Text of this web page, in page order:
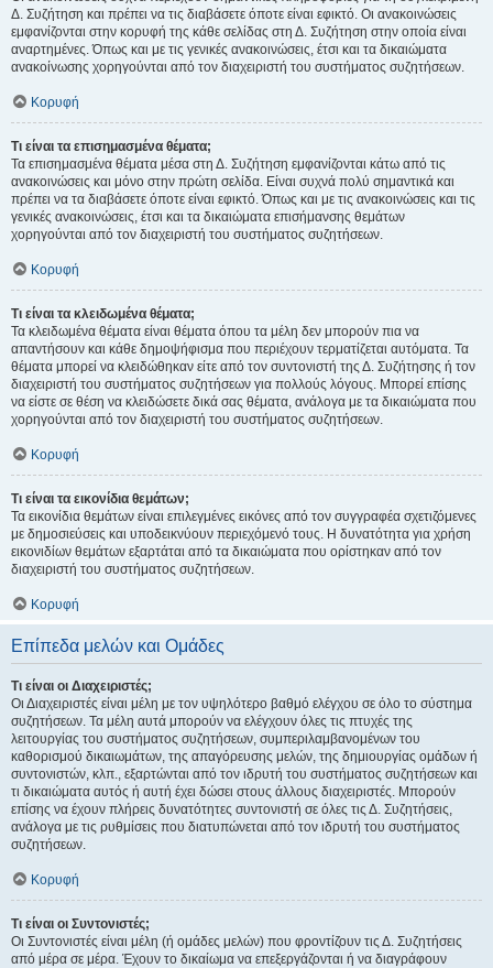
Δ. Συζήτηση και πρέπει να τις διαβάσετε όποτε είναι εφικτό. Οι ανακοινώσεις
εμφανίζονται στην κορυφή της κάθε σελίδας στη Δ. Συζήτηση στην οποία είναι
αναρτημένες. Όπως και με τις γενικές ανακοινώσεις, έτσι και τα δικαιώματα
ανακοίνωσης χορηγούνται από τον διαχειριστή του συστήματος συζητήσεων.
Κορυφή
Τι είναι τα επισημασμένα θέματα;
Τα επισημασμένα θέματα μέσα στη Δ. Συζήτηση εμφανίζονται κάτω από τις
ανακοινώσεις και μόνο στην πρώτη σελίδα. Είναι συχνά πολύ σημαντικά και
πρέπει να τα διαβάσετε όποτε είναι εφικτό. Όπως και με τις ανακοινώσεις και τις
γενικές ανακοινώσεις, έτσι και τα δικαιώματα επισήμανσης θεμάτων
χορηγούνται από τον διαχειριστή του συστήματος συζητήσεων.
Κορυφή
Τι είναι τα κλειδωμένα θέματα;
Τα κλειδωμένα θέματα είναι θέματα όπου τα μέλη δεν μπορούν πια να
απαντήσουν και κάθε δημοψήφισμα που περιέχουν τερματίζεται αυτόματα. Τα
θέματα μπορεί να κλειδώθηκαν είτε από τον συντονιστή της Δ. Συζήτησης ή τον
διαχειριστή του συστήματος συζητήσεων για πολλούς λόγους. Μπορεί επίσης
να είστε σε θέση να κλειδώσετε δικά σας θέματα, ανάλογα με τα δικαιώματα που
χορηγούνται από τον διαχειριστή του συστήματος συζητήσεων.
Κορυφή
Τι είναι τα εικονίδια θεμάτων;
Τα εικονίδια θεμάτων είναι επιλεγμένες εικόνες από τον συγγραφέα σχετιζόμενες
με δημοσιεύσεις και υποδεικνύουν περιεχόμενό τους. Η δυνατότητα για χρήση
εικονιδίων θεμάτων εξαρτάται από τα δικαιώματα που ορίστηκαν από τον
διαχειριστή του συστήματος συζητήσεων.
Κορυφή
Επίπεδα μελών και Ομάδες
Τι είναι οι Διαχειριστές;
Οι Διαχειριστές είναι μέλη με τον υψηλότερο βαθμό ελέγχου σε όλο το σύστημα
συζητήσεων. Τα μέλη αυτά μπορούν να ελέγχουν όλες τις πτυχές της
λειτουργίας του συστήματος συζητήσεων, συμπεριλαμβανομένων του
καθορισμού δικαιωμάτων, της απαγόρευσης μελών, της δημιουργίας ομάδων ή
συντονιστών, κλπ., εξαρτώνται από τον ιδρυτή του συστήματος συζητήσεων και
τι δικαιώματα αυτός ή αυτή έχει δώσει στους άλλους διαχειριστές. Μπορούν
επίσης να έχουν πλήρεις δυνατότητες συντονιστή σε όλες τις Δ. Συζητήσεις,
ανάλογα με τις ρυθμίσεις που διατυπώνεται από τον ιδρυτή του συστήματος
συζητήσεων.
Κορυφή
Τι είναι οι Συντονιστές;
Οι Συντονιστές είναι μέλη (ή ομάδες μελών) που φροντίζουν τις Δ. Συζητήσεις
από μέρα σε μέρα. Έχουν το δικαίωμα να επεξεργάζονται ή να διαγράφουν